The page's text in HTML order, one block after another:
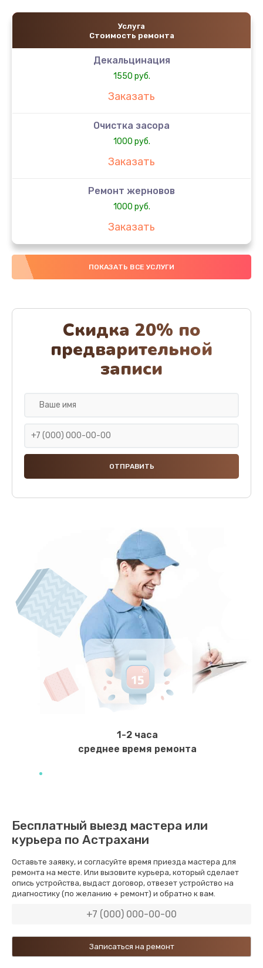
Услуга
Стоимость ремонта
Декальцинация
1550 руб.
Заказать
Очистка засора
1000 руб.
Заказать
Ремонт жерновов
1000 руб.
Заказать
Замена колец
1250 руб.
Замена скобок
1250 руб.
Заказать
Замена панелей
1250 руб.
1600 руб.
Заказать
Замена клапана термоблока
1800 руб.
Заказать
Ремонт датчика воды
1900 руб.
Заказать
1950 руб.
Заказать
Ремонт ТЭНа
2500 руб.
Заказать
Ремонт блока помола
Заказать
ПОКАЗАТЬ ВСЕ УСЛУГИ
Скидка 20% по
предварительной
записи
1-2 часа
среднее время ремонта
Бесплатный выезд мастера или
курьера по Астрахани
Оставьте заявку, и согласуйте время приезда мастера для
ремонта на месте. Или вызовите курьера, который сделает
опись устройства, выдаст договор, отвезет устройство на
диагностику (по желанию + ремонт) и обратно к вам.